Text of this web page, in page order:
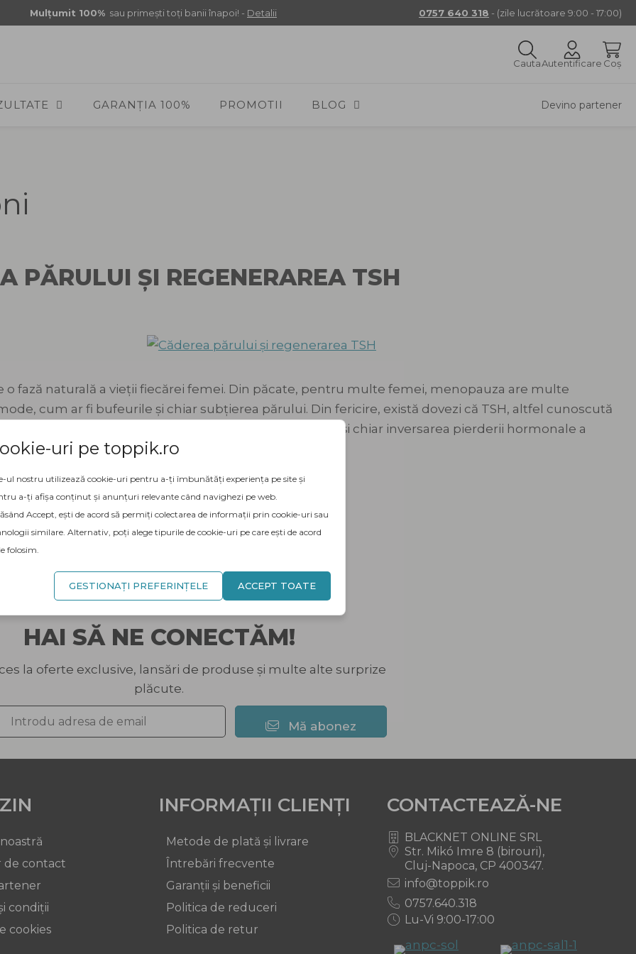
Mulţumit 100% sau primeşti toţi banii înapoi! - Detalii 0757 640 318 - (zile lucrătoare 9:00 - 17:00)
CautaAutentificare Coș
GARANȚIA 100% PROMOTII BLOG Devino partener
PĂRULUI ȘI REGENERAREA TSH
o fază naturală a vieții fiecărei femei. Din păcate, pentru multe femei, menopauza are multe
cum ar fi bufeurile și chiar subțierea părului. Din fericire, există dovezi că TSH, altfel cunoscută
de substituție hormonală, poate ajuta la oprirea și chiar inversarea pierderii hormonale a
…
despre căderea părului
dezechilibru hormonal
HAI SĂ NE CONECTĂM!
la oferte exclusive, lansări de produse și multe alte surprize
plăcute.
Mă abonez
de contact
condiții
cookies
INFORMAȚII CLIENȚI
Metode de plată și livrare
Întrebări frecvente
Garanții și beneficii
Politica de reduceri
Politica de retur
CONTACTEAZĂ-NE
BLACKNET ONLINE SRL
Str. Mikó Imre 8 (birouri),
Cluj-Napoca, CP 400347.
info@toppik.ro
0757.640.318
Lu-Vi 9:00-17:00
uri pe toppik.ro
ul nostru utilizează cookie-uri pentru a-ți îmbunătăți experiența pe site și
a-ți afișa conținut și anunțuri relevante când navighezi pe web.
Accept, ești de acord să permiți colectarea de informații prin cookie-uri sau
similare. Alternativ, poți alege tipurile de cookie-uri pe care ești de acord
folosim.
GESTIONAȚI PREFERINȚELE ACCEPT TOATE